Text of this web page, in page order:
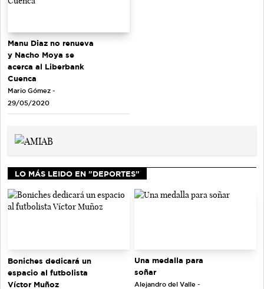
Manu Diaz no renueva
y Nacho Moya se
acerca al Liberbank
Cuenca
Mario Gómez -
29/05/2020
LO MÁS LEIDO EN "DEPORTES"
Boniches dedicará un
espacio al futbolista
Víctor Muñoz
Una medalla para
soñar
Alejandro del Valle -